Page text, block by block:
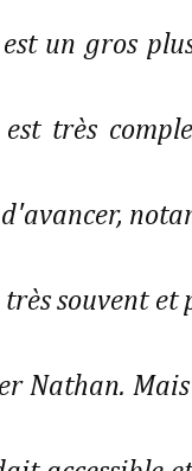
un gros
très
souvent
Nathan.